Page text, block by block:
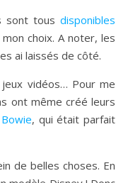
sont tous disponibles
choix. A noter, les
ai laissés de côté.
vidéos… Pour me
ont même créé leurs
, qui était parfait
de belles choses. En